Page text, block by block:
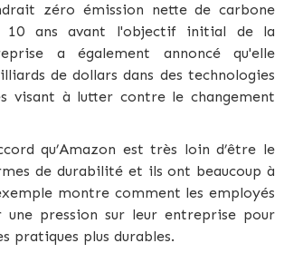
zéro émission nette de carbone
10 ans avant l'objectif initial de la
a également annoncé qu'elle
de dollars dans des technologies
visant à lutter contre le changement
qu’Amazon est très loin d’être le
de durabilité et ils ont beaucoup à
montre comment les employés
une pression sur leur entreprise pour
pratiques plus durables.